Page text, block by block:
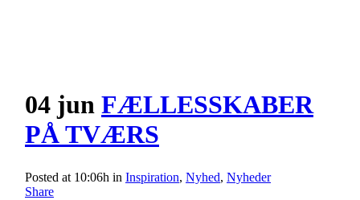
04 jun FÆLLESSKABER
PÅ TVÆRS
Posted at 10:06h in Inspiration, Nyhed, Nyheder
Share